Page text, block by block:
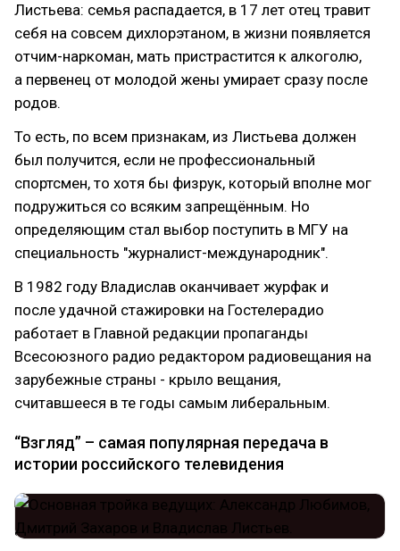
Листьева: семья распадается, в 17 лет отец травит
себя на совсем дихлорэтаном, в жизни появляется
отчим-наркоман, мать пристрастится к алкоголю,
а первенец от молодой жены умирает сразу после
родов.
То есть, по всем признакам, из Листьева должен
был получится, если не профессиональный
спортсмен, то хотя бы физрук, который вполне мог
подружиться со всяким запрещённым. Но
определяющим стал выбор поступить в МГУ на
специальность "журналист-международник".
В 1982 году Владислав оканчивает журфак и
после удачной стажировки на Гостелерадио
работает в Главной редакции пропаганды
Всесоюзного радио редактором радиовещания на
зарубежные страны - крыло вещания,
считавшееся в те годы самым либеральным.
“Взгляд” – самая популярная передача в
истории российского телевидения